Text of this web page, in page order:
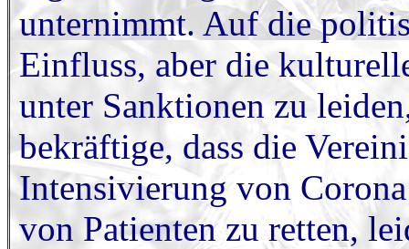
unternimmt. Auf die
Einfluss, aber die
unter Sanktionen zu
bekräftige, dass die
Intensivierung von
von Patienten zu retten,